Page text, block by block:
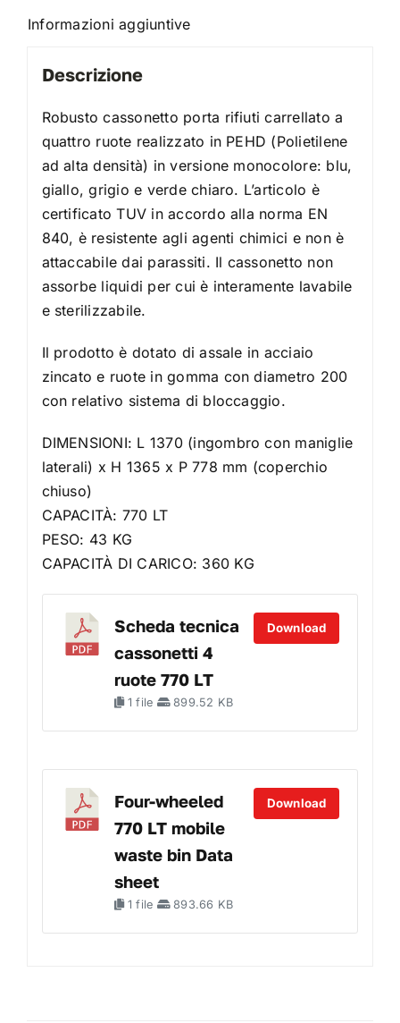
Informazioni aggiuntive
Descrizione
Robusto cassonetto porta rifiuti carrellato a
quattro ruote realizzato in PEHD (Polietilene
ad alta densità) in versione monocolore: blu,
giallo, grigio e verde chiaro. L’articolo è
certificato TUV in accordo alla norma EN
840, è resistente agli agenti chimici e non è
attaccabile dai parassiti. Il cassonetto non
assorbe liquidi per cui è interamente lavabile
e sterilizzabile.
Il prodotto è dotato di assale in acciaio
zincato e ruote in gomma con diametro 200
con relativo sistema di bloccaggio.
DIMENSIONI: L 1370 (ingombro con maniglie
laterali) x H 1365 x P 778 mm (coperchio
chiuso)
CAPACITÀ: 770 LT
PESO: 43 KG
CAPACITÀ DI CARICO: 360 KG
Scheda tecnica
cassonetti 4
ruote 770 LT
1 file 899.52 KB
Download
Four-wheeled
770 LT mobile
waste bin Data
sheet
1 file 893.66 KB
Download